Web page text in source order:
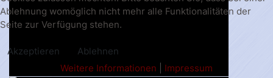
Ablehnung womöglich nicht mehr alle Funktionalitäten der
Seite zur Verfügung stehen.
Akzeptieren
Ablehnen
Weitere Informationen
Impressum